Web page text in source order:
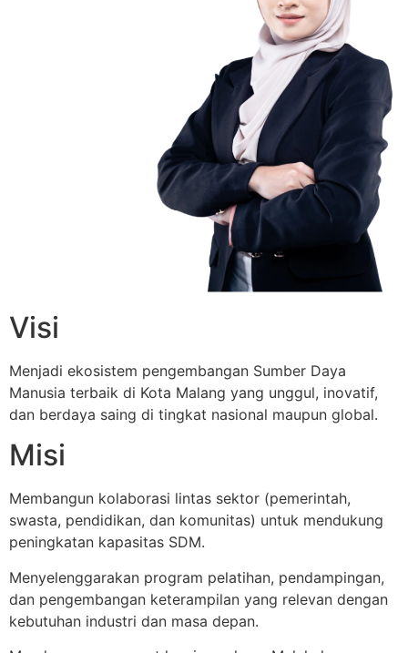
Visi
Menjadi ekosistem pengembangan Sumber Daya
Manusia terbaik di Kota Malang yang unggul, inovatif,
dan berdaya saing di tingkat nasional maupun global.
Misi
Membangun kolaborasi lintas sektor (pemerintah,
swasta, pendidikan, dan komunitas) untuk mendukung
peningkatan kapasitas SDM.
Menyelenggarakan program pelatihan, pendampingan,
dan pengembangan keterampilan yang relevan dengan
kebutuhan industri dan masa depan.